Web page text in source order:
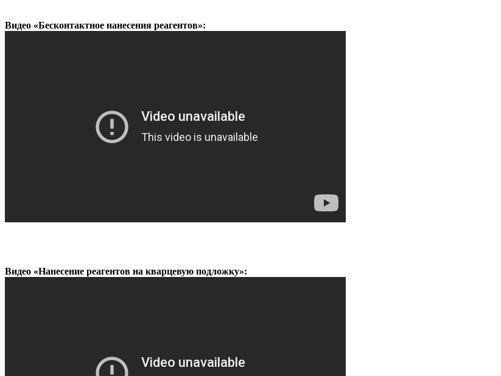
Видео «Бесконтактное нанесения реагентов»:
Видео «Нанесение реагентов на кварцевую подложку»: